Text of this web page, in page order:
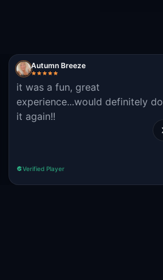
Autumn Breeze
it was a fun, great
experience...would definitely do
it again!!
Verified Player